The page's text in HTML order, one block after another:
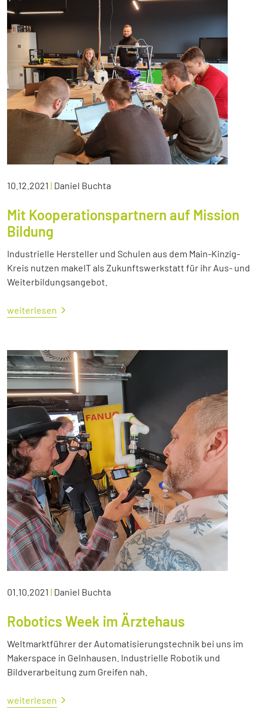
10.12.2021 | Daniel Buchta
Mit Kooperationspartnern auf Mission
Bildung
Industrielle Hersteller und Schulen aus dem Main-Kinzig-
Kreis nutzen makeIT als Zukunftswerkstatt für ihr Aus- und
Weiterbildungsangebot.
weiterlesen
01.10.2021 | Daniel Buchta
Robotics Week im Ärztehaus
Weltmarktführer der Automatisierungstechnik bei uns im
Makerspace in Gelnhausen. Industrielle Robotik und
Bildverarbeitung zum Greifen nah.
weiterlesen